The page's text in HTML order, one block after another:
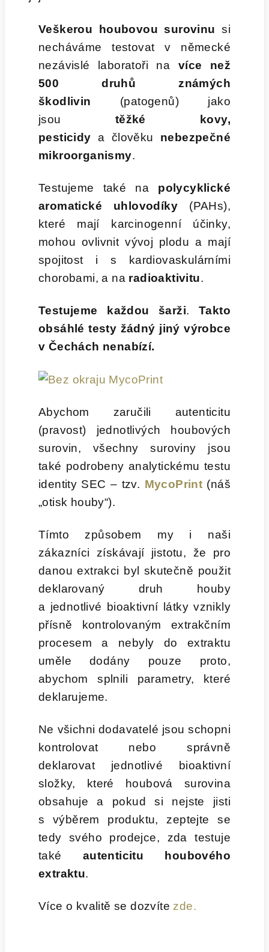
Veškerou houbovou surovinu si
necháváme testovat v německé
nezávislé laboratoři na více než
500 druhů známých
škodlivin (patogenů) jako
jsou těžké kovy,
pesticidy a člověku nebezpečné
mikroorganismy.
Testujeme také na polycyklické
aromatické uhlovodíky (PAHs),
které mají karcinogenní účinky,
mohou ovlivnit vývoj plodu a mají
spojitost i s kardiovaskulárními
chorobami, a na radioaktivitu.
Testujeme každou šarži. Takto
obsáhlé testy žádný jiný výrobce
v Čechách nenabízí.
Abychom zaručili autenticitu
(pravost) jednotlivých houbových
surovin, všechny suroviny jsou
také podrobeny analytickému testu
identity SEC – tzv. MycoPrint (náš
„otisk houby“).
Tímto způsobem my i naši
zákazníci získávají jistotu, že pro
danou extrakci byl skutečně použit
deklarovaný druh houby
a jednotlivé bioaktivní látky vznikly
přísně kontrolovaným extrakčním
procesem a nebyly do extraktu
uměle dodány pouze proto,
abychom splnili parametry, které
deklarujeme.
Ne všichni dodavatelé jsou schopni
kontrolovat nebo správně
deklarovat jednotlivé bioaktivní
složky, které houbová surovina
obsahuje a pokud si nejste jisti
s výběrem produktu, zeptejte se
tedy svého prodejce, zda testuje
také autenticitu houbového
extraktu.
Více o kvalitě se dozvíte zde.